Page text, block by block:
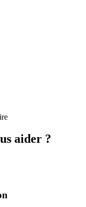
aider ?